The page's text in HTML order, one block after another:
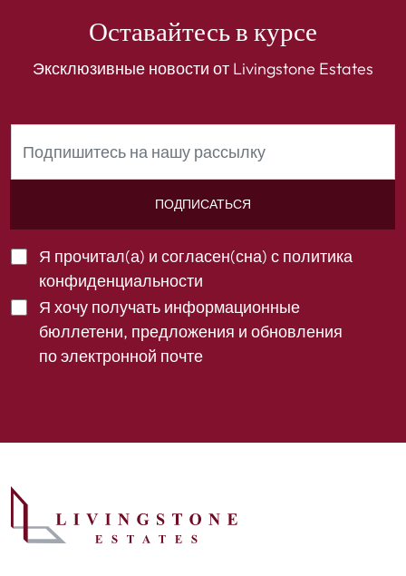
Оставайтесь в курсе
Эксклюзивные новости от Livingstone Estates
ПОДПИСАТЬСЯ
Я прочитал(а) и согласен(сна) с политика
конфиденциальности
Я хочу получать информационные
бюллетени, предложения и обновления
по электронной почте